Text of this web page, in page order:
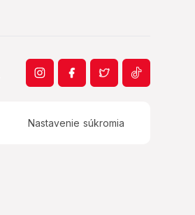
Nastavenie súkromia